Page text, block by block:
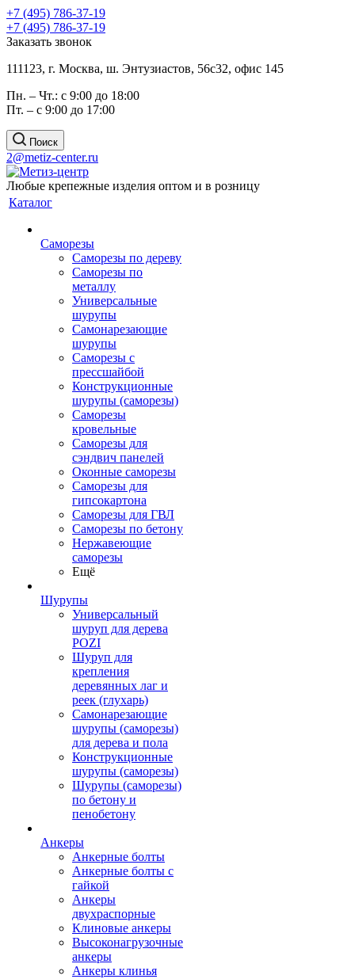
+7 (495) 786-37-19
+7 (495) 786-37-19
Заказать звонок
111123, г. Москва, ш. Энтузиастов, 56с32, офис 145
Пн. – Чт.: с 9:00 до 18:00
Пт. – с 9:00 до 17:00
Поиск
2@metiz-center.ru
Любые крепежные изделия оптом и в розницу
Каталог
Саморезы
Саморезы по дереву
Саморезы по
металлу
Универсальные
шурупы
Самонарезающие
шурупы
Саморезы с
прессшайбой
Конструкционные
шурупы (саморезы)
Саморезы
кровельные
Саморезы для
сэндвич панелей
Оконные саморезы
Саморезы для
гипсокартона
Саморезы для ГВЛ
Саморезы по бетону
Нержавеющие
саморезы
Ещё
Шурупы
Универсальный
шуруп для дерева
POZI
Шуруп для
крепления
деревянных лаг и
реек (глухарь)
Самонарезающие
шурупы (саморезы)
для дерева и пола
Конструкционные
шурупы (саморезы)
Шурупы (саморезы)
по бетону и
пенобетону
Анкеры
Анкерные болты
Анкерные болты с
гайкой
Анкеры
двухраспорные
Клиновые анкеры
Высоконагрузочные
анкеры
Анкеры клинья